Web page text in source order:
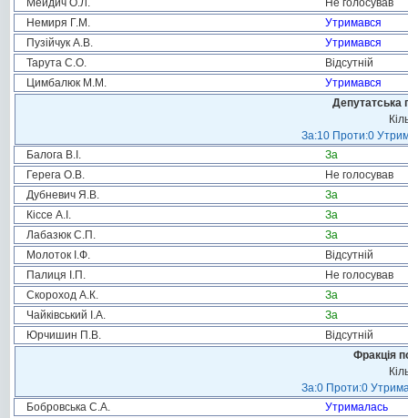
Мейдич О.Л.
Не голосував
Немиря Г.М.
Утримався
Пузійчук А.В.
Утримався
Тарута С.О.
Відсутній
Цимбалюк М.М.
Утримався
Депутатська
За:10 Проти:0
Балога В.І.
За
Герега О.В.
Не голосував
Дубневич Я.В.
За
Кіссе А.І.
За
Лабазюк С.П.
За
Молоток І.Ф.
Відсутній
Палиця І.П.
Не голосував
Скороход А.К.
За
Чайківський І.А.
За
Юрчишин П.В.
Відсутній
Фракція
За:0 Проти:0
Бобровська С.А.
Утрималась